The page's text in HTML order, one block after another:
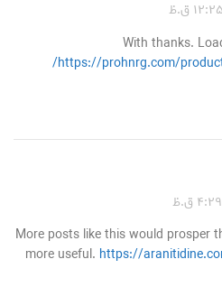
With thanks.
https://prohnrg.com/
More posts like this would prosper
more useful. https://